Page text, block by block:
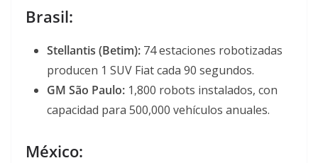
Brasil:
Stellantis (Betim): 74 estaciones robotizadas
producen 1 SUV Fiat cada 90 segundos.
GM São Paulo: 1,800 robots instalados, con
capacidad para 500,000 vehículos anuales.
México: